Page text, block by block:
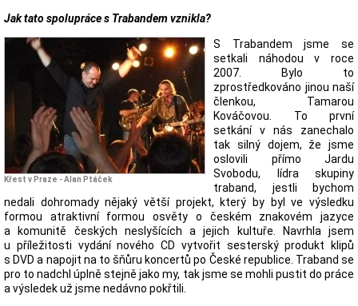
Jak tato spolupráce s Trabandem vznikla?
Křest v Praze - Alan Ptáček
S Trabandem jsme se
setkali náhodou v roce
2007. Bylo to
zprostředkováno jinou naší
členkou, Tamarou
Kováčovou. To první
setkání v nás zanechalo
tak silný dojem, že jsme
oslovili přímo Jardu
Svobodu, lídra skupiny
traband, jestli bychom
nedali dohromady nějaký větší projekt, který by byl ve výsledku
formou atraktivní formou osvěty o českém znakovém jazyce
a komunitě českých neslyšících a jejich kultuře. Navrhla jsem
u příležitosti vydání nového CD vytvořit sesterský produkt klipů
s DVD a napojit na to šňůru koncertů po České republice. Traband se
pro to nadchl úplně stejně jako my, tak jsme se mohli pustit do práce
a výsledek už jsme nedávno pokřtili.